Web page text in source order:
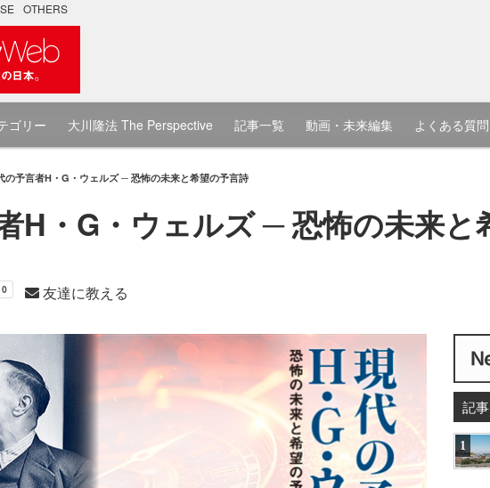
OTHERS
ゴリー 大川隆法 The Perspective 記事一覧 動画・未来編集 よくある質問
の予言者H・G・ウェルズ ─ 恐怖の未来と希望の予言詩
H・G・ウェルズ ─ 恐怖の未来と
友達に教える
記
1